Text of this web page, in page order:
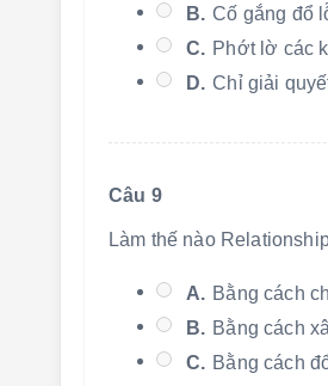
B. Cố gắng đổ
C. Phớt lờ các
D. Chỉ giải
Câu 9
Làm thế nào
A. Bằng cách
B. Bằng cách
C. Bằng cách